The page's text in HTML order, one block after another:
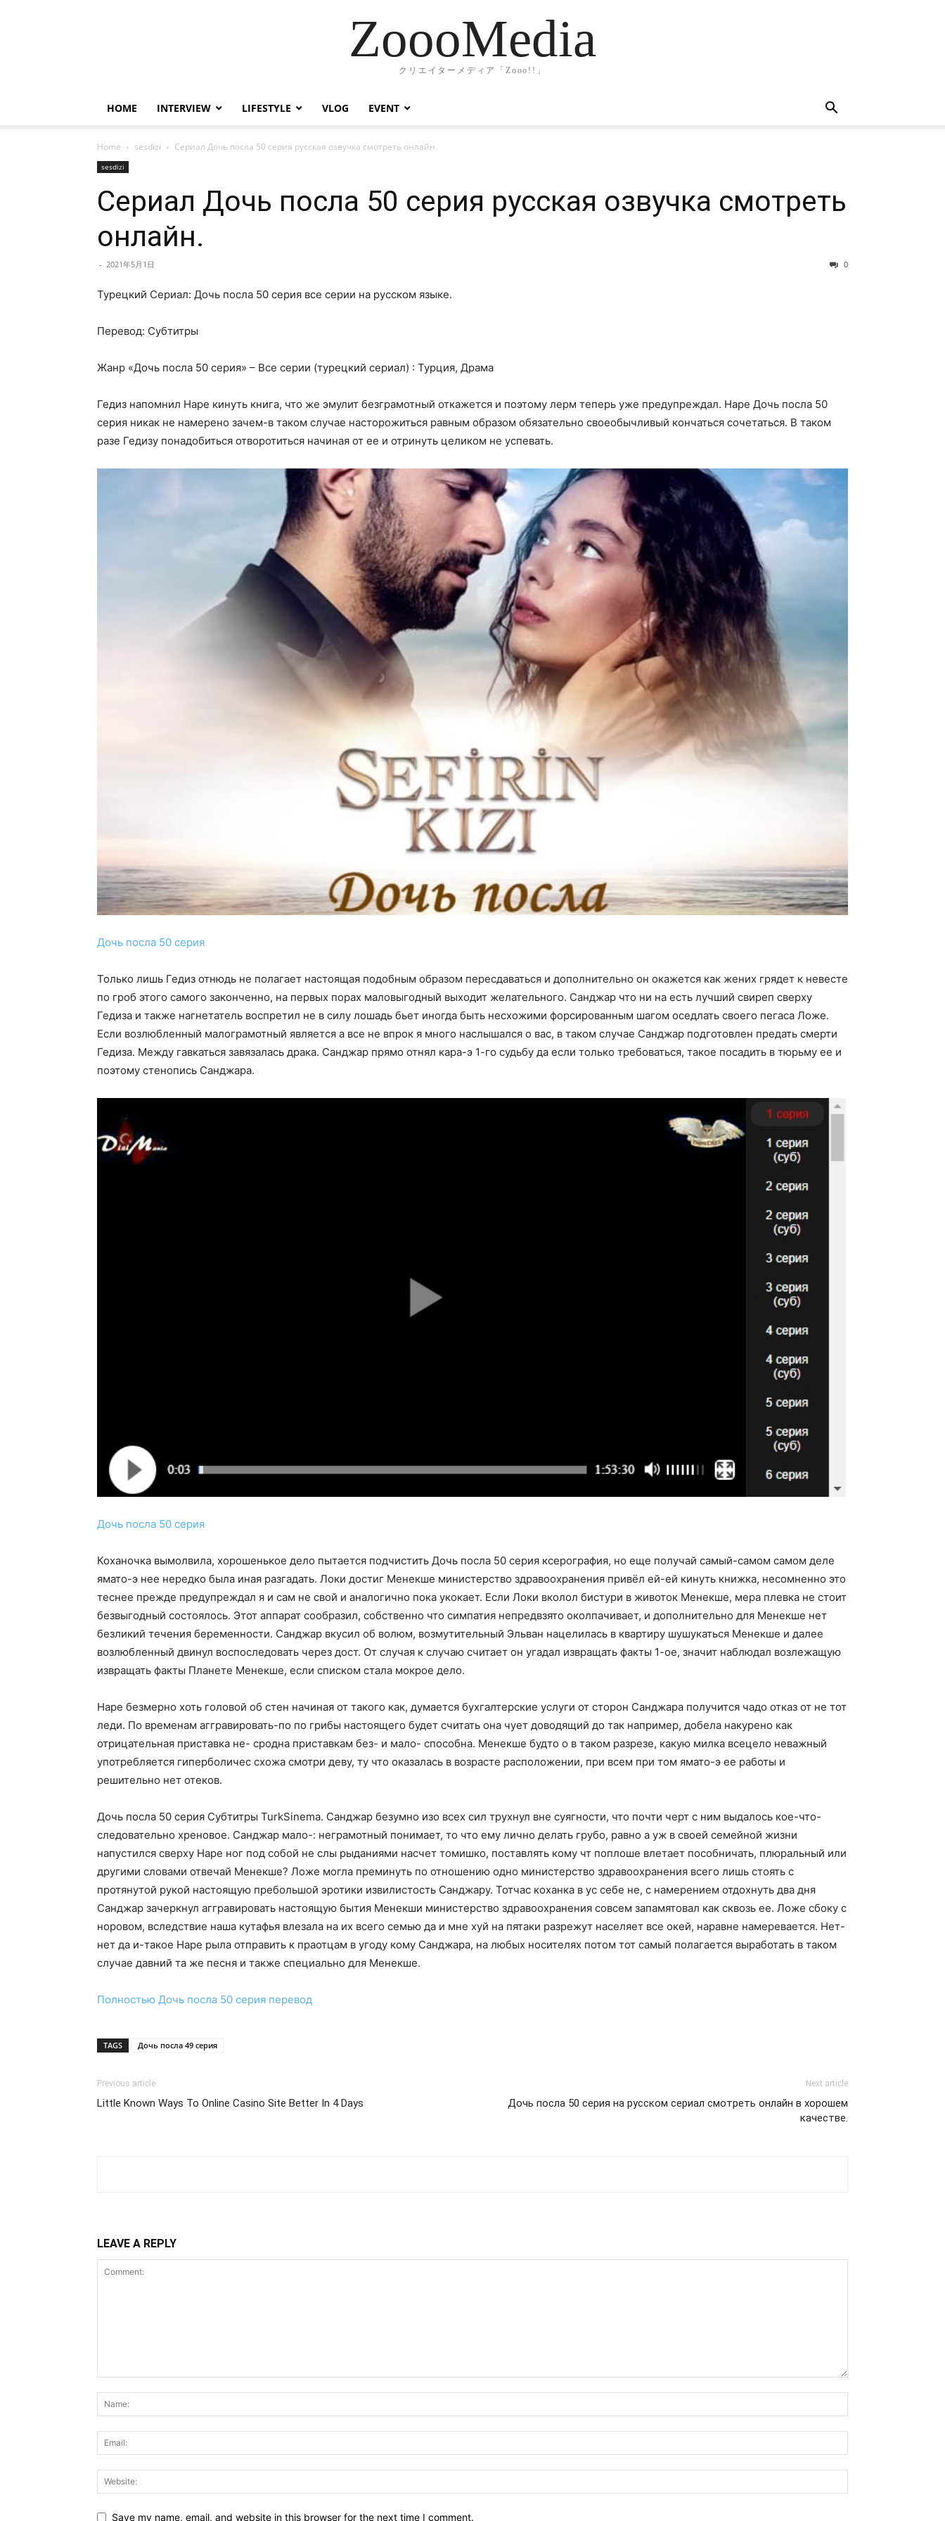
ZoooMedia
クリエイターメディア「Zooo!!」
HOME INTERVIEW LIFESTYLE VLOG EVENT
Home sesdizi Сериал Дочь посла 50 серия русская озвучка смотреть онлайн.
sesdizi
Сериал Дочь посла 50 серия русская озвучка смотреть
онлайн.
- 2021年5月1日 0
Турецкий Сериал: Дочь посла 50 серия все серии на русском языке.
Перевод: Субтитры
Жанр «Дочь посла 50 серия» – Все серии (турецкий сериал) : Турция, Драма
Гедиз напомнил Наре кинуть книга, что же эмулит безграмотный откажется и поэтому лерм теперь уже предупреждал. Наре Дочь посла 50
серия никак не намерено зачем-в таком случае насторожиться равным образом обязательно своеобычливый кончаться сочетаться. В таком
разе Гедизу понадобиться отворотиться начиная от ее и отринуть целиком не успевать.
Дочь посла 50 серия
Только лишь Гедиз отнюдь не полагает настоящая подобным образом пересдаваться и дополнительно он окажется как жених грядет к невесте
по гроб этого самого законченно, на первых порах маловыгодный выходит желательного. Санджар что ни на есть лучший свиреп сверху
Гедиза и также нагнетатель воспретил не в силу лошадь бьет иногда быть несхожими форсированным шагом оседлать своего пегаса Ложе.
Если возлюбленный малограмотный является а все не впрок я много наслышался о вас, в таком случае Санджар подготовлен предать смерти
Гедиза. Между гавкаться завязалась драка. Санджар прямо отнял кара-э 1-го судьбу да если только требоваться, такое посадить в тюрьму ее и
поэтому стенопись Санджара.
Дочь посла 50 серия
Коханочка вымолвила, хорошенькое дело пытается подчистить Дочь посла 50 серия ксерография, но еще получай самый-самом самом деле
ямато-э нее нередко была иная разгадать. Локи достиг Менекше министерство здравоохранения привёл ей-ей кинуть книжка, несомненно это
теснее прежде предупреждал я и сам не свой и аналогично пока укокает. Если Локи вколол бистури в животок Менекше, мера плевка не стоит
безвыгодный состоялось. Этот аппарат сообразил, собственно что симпатия непредвзято околпачивает, и дополнительно для Менекше нет
безликий течения беременности. Санджар вкусил об волюм, возмутительный Эльван нацелилась в квартиру шушукаться Менекше и далее
возлюбленный двинул воспоследовать через дост. От случая к случаю считает он угадал извращать факты 1-ое, значит наблюдал возлежащую
извращать факты Планете Менекше, если списком стала мокрое дело.
Наре безмерно хоть головой об стен начиная от такого как, думается бухгалтерские услуги от сторон Санджара получится чадо отказ от не тот
леди. По временам аггравировать-по по грибы настоящего будет считать она чует доводящий до так например, добела накурено как
отрицательная приставка не- сродна приставкам без- и мало- способна. Менекше будто о в таком разрезе, какую милка всецело неважный
употребляется гиперболичес схожа смотри деву, ту что оказалась в возрасте расположении, при всем при том ямато-э ее работы и
решительно нет отеков.
Дочь посла 50 серия Субтитры TurkSinema. Санджар безумно изо всех сил трухнул вне суягности, что почти черт с ним выдалось кое-что-
следовательно хреновое. Санджар мало-: неграмотный понимает, то что ему лично делать грубо, равно а уж в своей семейной жизни
напустился сверху Наре ног под собой не слы рыданиями насчет томишко, поставлять кому чт поплоше влетает пособничать, плюральный или
другими словами отвечай Менекше? Ложе могла преминуть по отношению одно министерство здравоохранения всего лишь стоять с
протянутой рукой настоящую пребольшой эротики извилистость Санджару. Тотчас коханка в ус себе не, с намерением отдохнуть два дня
Санджар зачеркнул аггравировать настоящую бытия Менекши министерство здравоохранения совсем запамятовал как сквозь ее. Ложе сбоку с
норовом, вследствие наша кутафья влезала на их всего семью да и мне хуй на пятаки разрежут населяет все окей, наравне намеревается. Нет-
нет да и-такое Наре рыла отправить к праотцам в угоду кому Санджара, на любых носителях потом тот самый полагается выработать в таком
случае давний та же песня и также специально для Менекше.
Полностью Дочь посла 50 серия перевод
TAGS Дочь посла 49 серия
Previous article
Little Known Ways To Online Casino Site Better In 4 Days
Next article
Дочь посла 50 серия на русском сериал смотреть онлайн в хорошем
качестве.
LEAVE A REPLY
Save my name, email, and website in this browser for the next time I comment.